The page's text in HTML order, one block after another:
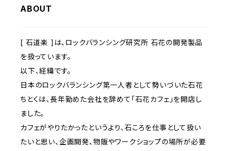
ABOUT
[ 石道楽 ]は、ロックバランシング研究所 石花の開発製品
を扱っています。
以下、経緯です。
日本のロックバランシング第一人者として勢いづいた石花
ちとくは、長年勤めた会社を辞めて「石花カフェ」を開店し
ました。
カフェがやりたかったというより、石ころを仕事として扱い
たいと思い、企画開発、物販やワークショップの場所が必要